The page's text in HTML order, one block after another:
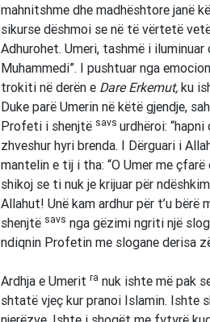
mahnitshme dhe madhështore janë
sikurse dëshmoi se në të vërtetë
Adhurohet. Umeri, tashmë i
Muhammedi”. I pushtuar nga
trokiti në derën e Dare Erkemut, ku
Duke parë Umerin në këtë gjendje,
Profeti i shenjtë savs urdhëroi:
zhveshur hyri brenda. I Dërguari i
mantelin e tij i tha: “O Umer me
shikoj se ti nuk je krijuar për
Allahut! Unë kam ardhur për t’u
shenjtë savs nga gëzimi ngriti një
ndiqnin Profetin me slogane derisa
Ardhja e Umerit ra nuk ishte më pak
shtatë vjeç kur pranoi Islamin. Ishte